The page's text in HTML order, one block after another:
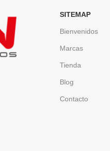
SITEMAP
Bienvenidos
Marcas
Tienda
Blog
Contacto